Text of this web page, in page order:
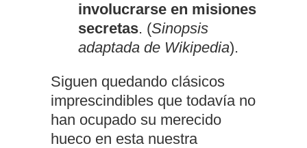
involucrarse en misiones
secretas. (Sinopsis
adaptada de Wikipedia).
Siguen quedando clásicos
imprescindibles que todavía no
han ocupado su merecido
hueco en esta nuestra